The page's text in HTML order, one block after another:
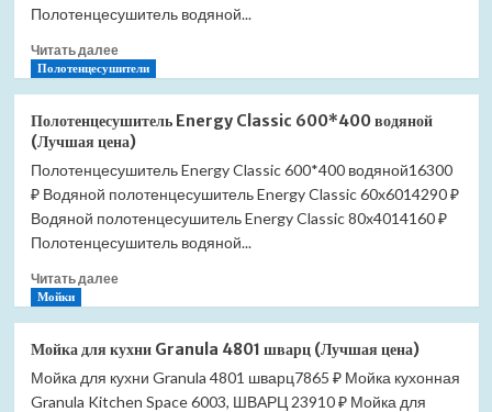
Полотенцесушитель водяной...
Читать далееПрочитать
больше
Полотенцесушитель
Energy
Classic
600*500
водяной
(Лучшая
Полотенцесушители
Полотенцесушитель Energy Classic 600*400 водяной
(Лучшая цена)
Полотенцесушитель Energy Classic 600*400 водяной16300
₽ Водяной полотенцесушитель Energy Classic 60x6014290 ₽
Водяной полотенцесушитель Energy Classic 80x4014160 ₽
Полотенцесушитель водяной...
Читать далееПрочитать
Полотенцесушитель
Energy
Classic
600*400
Мойки
Мойка для кухни Granula 4801 шварц (Лучшая цена)
Мойка для кухни Granula 4801 шварц7865 ₽ Мойка кухонная
Granula Kitchen Space 6003, ШВАРЦ 23910 ₽ Мойка для